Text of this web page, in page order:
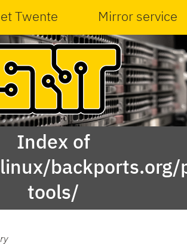
Twente Mirror service
Index of
tools/